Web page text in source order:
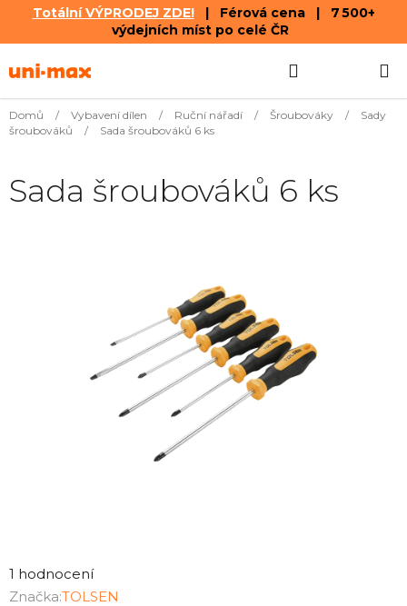
Totální VÝPRODEJ ZDE!| Férová cena | 7 500+
výdejních míst po celé ČR
na
KOŠÍK
Domů / Vybavení dílen / Ruční nářadí / Šroubováky /
Sady
šroubováků
/ Sada šroubováků 6 ks
hodnocení
produktu
1 hodnocení
Značka:TOLSEN
Sada šroubováků 6 ks